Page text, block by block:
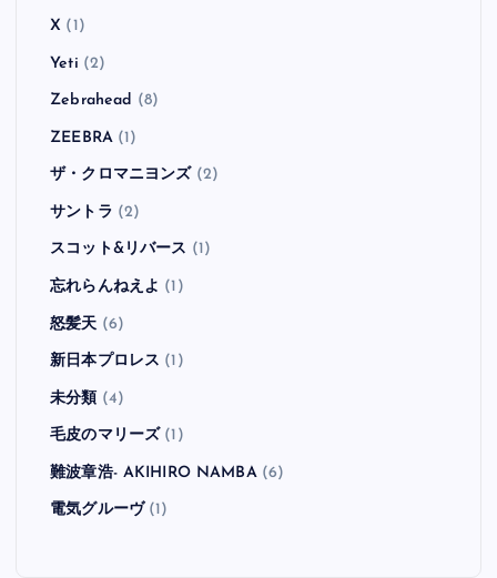
X (1)
Yeti (2)
Zebrahead (8)
ZEEBRA(1)
ザ・クロマニヨンズ (2)
サントラ (2)
スコット&リバース (1)
忘れらんねえよ (1)
怒髪天 (6)
新日本プロレス (1)
未分類 (4)
毛皮のマリーズ (1)
難波章浩- AKIHIRO NAMBA(6)
電気グルーヴ(1)